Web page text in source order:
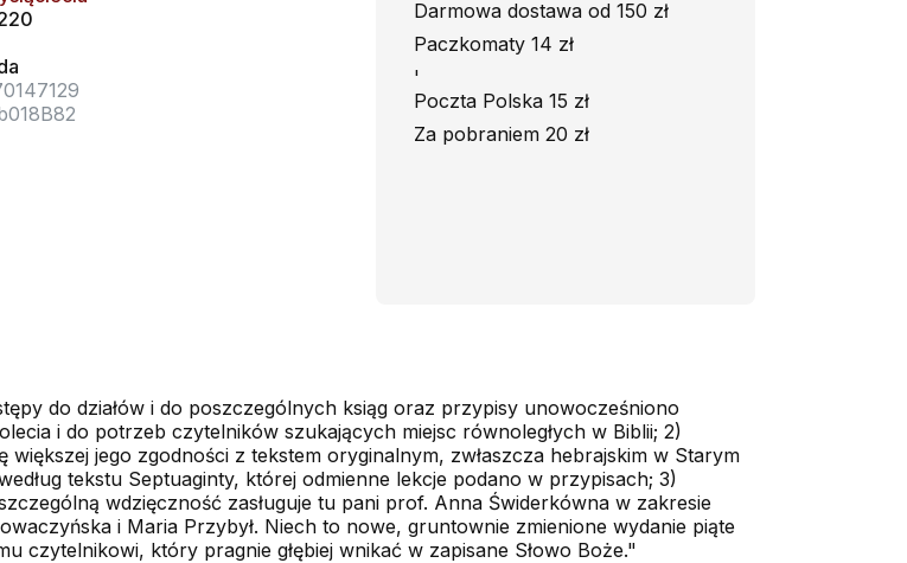
Darmowa dostawa od 150 zł
Paczkomaty 14 zł
'
Poczta Polska 15 zł
Za pobraniem 20 zł
do działów i do poszczególnych ksiąg oraz przypisy unowocześniono
i do potrzeb czytelników szukających miejsc równoległych w Biblii; 2)
jego zgodności z tekstem oryginalnym, zwłaszcza hebrajskim w Starym
tekstu Septuaginty, której odmienne lekcje podano w przypisach; 3)
wdzięczność zasługuje tu pani prof. Anna Świderkówna w zakresie
i Maria Przybył. Niech to nowe, gruntownie zmienione wydanie piąte
czytelnikowi, który pragnie głębiej wnikać w zapisane Słowo Boże."